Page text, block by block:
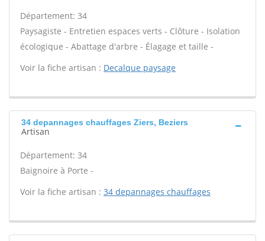
Département: 34
Paysagiste - Entretien espaces verts - Clôture - Isolation
écologique - Abattage d'arbre - Élagage et taille -
Voir la fiche artisan : Decalque paysage
34 depannages chauffages Ziers, Beziers
Artisan
Département: 34
Baignoire à Porte -
Voir la fiche artisan : 34 depannages chauffages